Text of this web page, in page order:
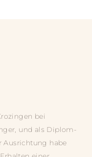
bei
und als Diplom-
Ausrichtung habe